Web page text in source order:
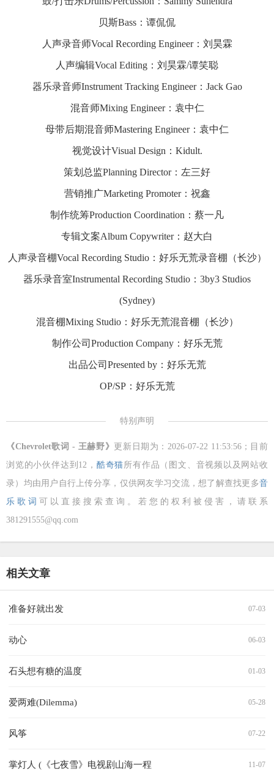
贝斯Bass：谭侃侃
人声录音师Vocal Recording Engineer：刘昊霖
人声编辑Vocal Editing：刘昊霖/谭笑聪
器乐录音师Instrument Tracking Engineer：Jack Gao
混音师Mixing Engineer：袁中仁
母带后期混音师Mastering Engineer：袁中仁
视觉设计Visual Design：Kidult.
策划总监Planning Director：左三好
营销推广Marketing Promoter：祝鑫
制作统筹Production Coordination：蔡一凡
专辑文案Album Copywriter：赵大白
人声录音棚Vocal Recording Studio：好乐无荒录音棚（长沙）
器乐录音室Instrumental Recording Studio：3by3 Studios
(Sydney)
混音棚Mixing Studio：好乐无荒混音棚（长沙）
制作公司Production Company：好乐无荒
出品公司Presented by：好乐无荒
OP/SP：好乐无荒
特别声明
《Chevrolet歌词 - 王赫野》 更新日期为：2026-07-22 11:53:56；目前
浏览的小伙伴达到 12， 酷奇猫 所有作品（图文、音视频以及网站收
录）均由用户自行上传分享，仅供网友学习交流，想了解查找更多音
乐歌词 可以直接搜索查询。若您的权利被侵害，请联系
381291555@qq.com
相关文章
07-03
准备好就出发
06-03
动心
01-03
石头想有糖的温度
05-28
爱两难(Dilemma)
07-22
风筝
11-07
掌灯人 (《七夜雪》电视剧山海一程